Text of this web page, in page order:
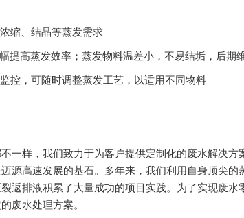
缩、结晶等蒸发需求
提高蒸发效率；蒸发物料温差小，不易结垢，后期
控，可随时调整蒸发工艺，以适用不同物料
一样，我们致力于为客户提供定制化的废水解决方
源高速发展的基石。多年来，我们利用自身顶尖的
返排液积累了大量成功的项目实践。为了实现废水
废水处理方案。